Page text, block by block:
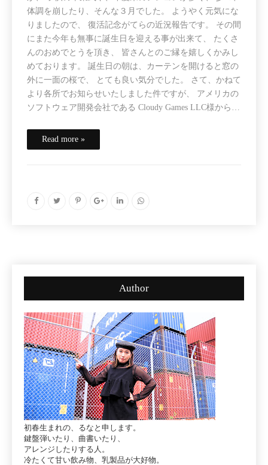
体調を崩したり、そんな３月でした。 ようやく元気にな
りましたので、 復活記念がてらの近況報告です。 その間
にまた今年も無事に誕生日を迎える事が出来て、 たくさ
んのおめでとうを頂き、 皆さんとのご縁を嬉しくかみし
めております。 誕生日の朝は、カーテンを開けると窓の
外に一面の桜で、 とても良い気分でした。 さて、かねて
より各所でお知らせいたしました件ですが、 アメリカの
ソフトウェア開発会社である Cloudy Games LLC様から…
Read more »
Author
初春生まれの、るなと申します。
鍵盤弾いたり、曲書いたり、
アレンジしたりする人。
冷たくて甘い飲み物、乳製品が大好物。